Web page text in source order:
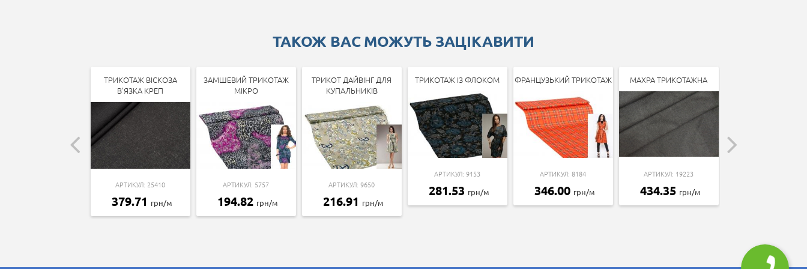
ТАКОЖ ВАС МОЖУТЬ ЗАЦІКАВИТИ
ТРИКОТАЖ ВІСКОЗА
В'ЯЗКА КРЕП
АРТИКУЛ: 25410
379.71 грн/м
ЗАМШЕВИЙ ТРИКОТАЖ
МІКРО
АРТИКУЛ: 5757
194.82 грн/м
ТРИКОТ ДАЙВІНГ ДЛЯ
КУПАЛЬНИКІВ
АРТИКУЛ: 9650
216.91 грн/м
ТРИКОТАЖ ІЗ ФЛОКОМ
АРТИКУЛ: 9153
281.53 грн/м
ФРАНЦУЗЬКИЙ ТРИКОТАЖ
АРТИКУЛ: 8184
346.00 грн/м
МАХРА ТРИКОТАЖНА
АРТИКУЛ: 19223
434.35 грн/м